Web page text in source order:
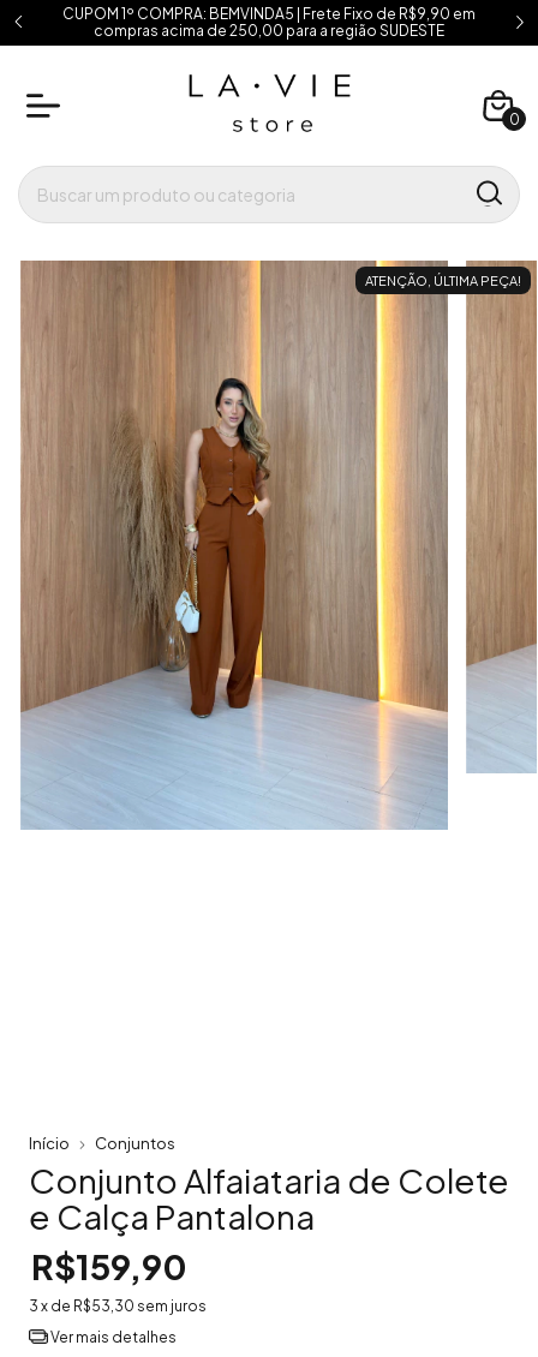
CUPOM 1º COMPRA: BEMVINDA5 | Frete Fixo de R$9,90 em
compras acima de 250,00 para a região SUDESTE
0
ATENÇÃO, ÚLTIMA PEÇA!
Início Conjuntos
Conjunto Alfaiataria de Colete
e Calça Pantalona
R$159,90
3 x de R$53,30 sem juros
Ver mais detalhes